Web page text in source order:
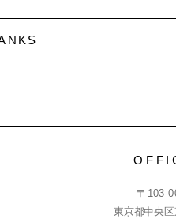
〒103-
東京都中央